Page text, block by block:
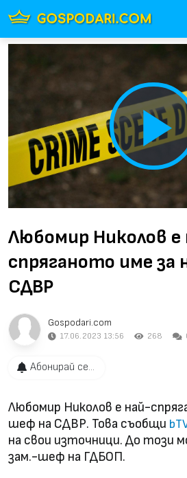
Любомир Николов е
спряганото име за
СДВР
Gospodari.com
17.06.2023 13:56 268
Абонирай се...
Любомир Николов е най-
шеф на СДВР. Това съобщи
на свои източници. До този
зам.-шеф на ГДБОП.